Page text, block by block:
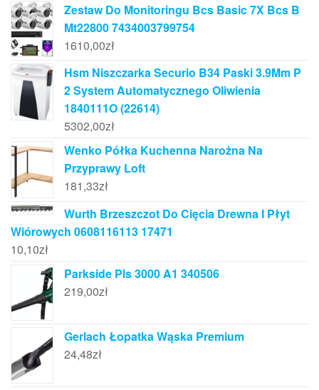
Zestaw Do Monitoringu Bcs Basic 7X Bcs B
Mt22800 7434003799754
1610,00zł
Hsm Niszczarka Securio B34 Paski 3.9Mm P
2 System Automatycznego Oliwienia
1840111O (22614)
5302,00zł
Wenko Półka Kuchenna Narożna Na
Przyprawy Loft
181,33zł
Wurth Brzeszczot Do Cięcia Drewna I Płyt
Wiórowych 0608116113 17471
10,10zł
Parkside Pls 3000 A1 340506
219,00zł
Gerlach Łopatka Wąska Premium
24,48zł